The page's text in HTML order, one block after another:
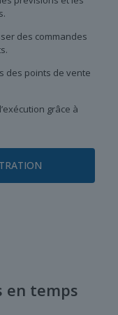
des commandes
des points de vente
grâce à
en temps